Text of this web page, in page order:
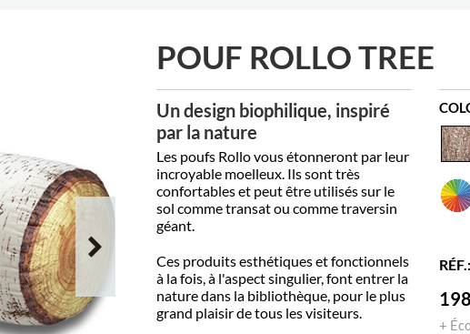
POUF ROLLO TREE
Un design biophilique, inspiré
par la nature
Les poufs Rollo vous étonneront par leur
incroyable moelleux. Ils sont très
confortables et peut être utilisés sur le
sol comme transat ou comme traversin
géant.
Ces produits esthétiques et fonctionnels
à la fois, à l'aspect singulier, font entrer la
nature dans la bibliothèque, pour le plus
grand plaisir de tous les visiteurs.
+